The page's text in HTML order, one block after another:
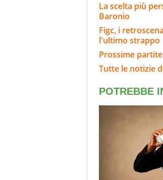
La scelta più
Baronio
Figc, i
l'ultimo strappo
Prossime
Tutte le notizie